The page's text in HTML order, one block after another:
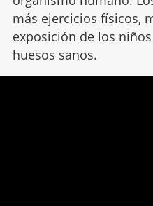
más ejercicios físicos,
exposición de los
huesos sanos.